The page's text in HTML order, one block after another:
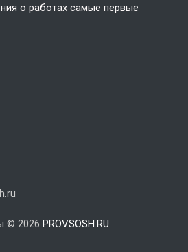
о работах самые первые
© 2026 PROVSOSH.RU